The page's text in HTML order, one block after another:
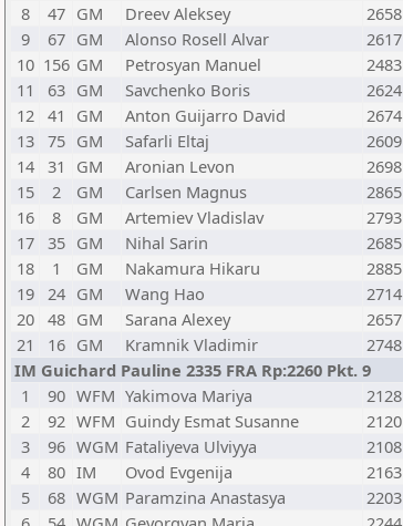
8
47 GM Dreev Aleksey 2658
9
67 GM Alonso Rosell Alvar 2617
10 156 GM Petrosyan Manuel 2483
11
63 GM Savchenko Boris 2624
12 41 GM Anton Guijarro David 2674
13 75 GM Safarli Eltaj 2609
14 31 GM Aronian Levon 2698
15
2 GM Carlsen Magnus 2865
16
8 GM Artemiev Vladislav 2793
17 35 GM Nihal Sarin 2685
18
1 GM Nakamura Hikaru 2885
19 24 GM Wang Hao 2714
20 48 GM Sarana Alexey 2657
21
16 GM Kramnik Vladimir 2748
IM Guichard Pauline 2335 FRA Rp:2260 Pkt. 9
1
90 WFM Yakimova Mariya 2128
2
92 WFM Guindy Esmat Susanne 2120
3
96 WGM Fataliyeva Ulviyya 2108
4
80 IM Ovod Evgenija 2163
5
68 WGM Paramzina Anastasya 2203